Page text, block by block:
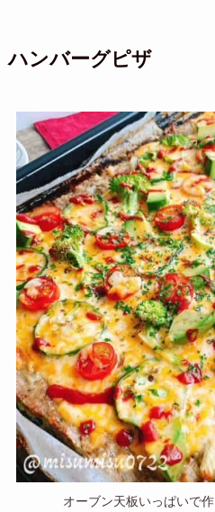
ハンバーグピザ
オーブン天板いっぱいで